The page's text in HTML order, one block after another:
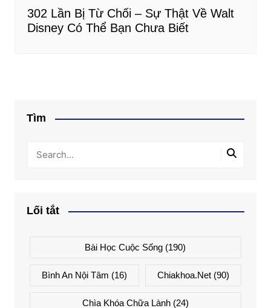
302 Lần Bị Từ Chối – Sự Thật Về Walt
Disney Có Thể Bạn Chưa Biết
Tìm
Lối tắt
Bài Học Cuộc Sống (190)
Bình An Nội Tâm (16) Chiakhoa.net (90)
Chìa Khóa Chữa Lành(24)